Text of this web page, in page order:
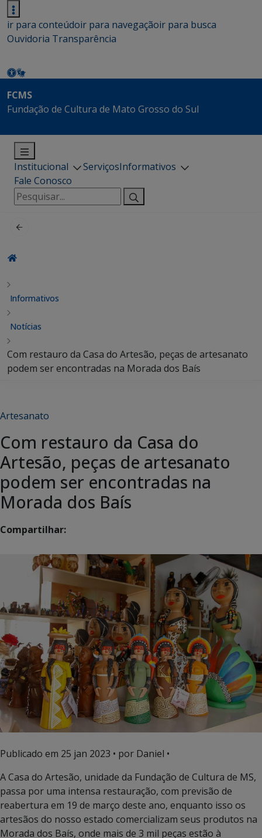
ir para conteúdoir para navegaçãoir para busca
Ouvidoria Transparência
FCMS
Fundação de Cultura de Mato Grosso do Sul
Institucional ServiçosInformativos
Fale Conosco
Pesquisar
por:
Informativos
Notícias
Com restauro da Casa do Artesão, peças de artesanato
podem ser encontradas na Morada dos Baís
Artesanato
Com restauro da Casa do
Artesão, peças de artesanato
podem ser encontradas na
Morada dos Baís
Compartilhar:
Publicado em 25 jan 2023 • por Daniel •
A Casa do Artesão, unidade da Fundação de Cultura de MS,
passa por uma intensa restauração, com previsão de
reabertura em 19 de março deste ano, enquanto isso os
artesãos do nosso estado comercializam seus produtos na
Morada dos Baís, onde mais de 3 mil peças estão à